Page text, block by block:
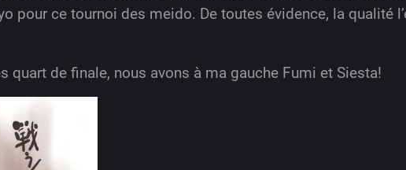
pour ce tournoi des meido. De toutes évidence, la qualité
quart de finale, nous avons à ma gauche Fumi et Siesta!